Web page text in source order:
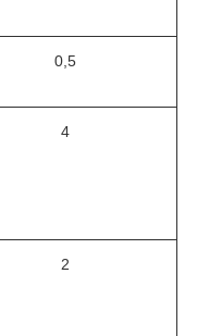
0,5
4
2